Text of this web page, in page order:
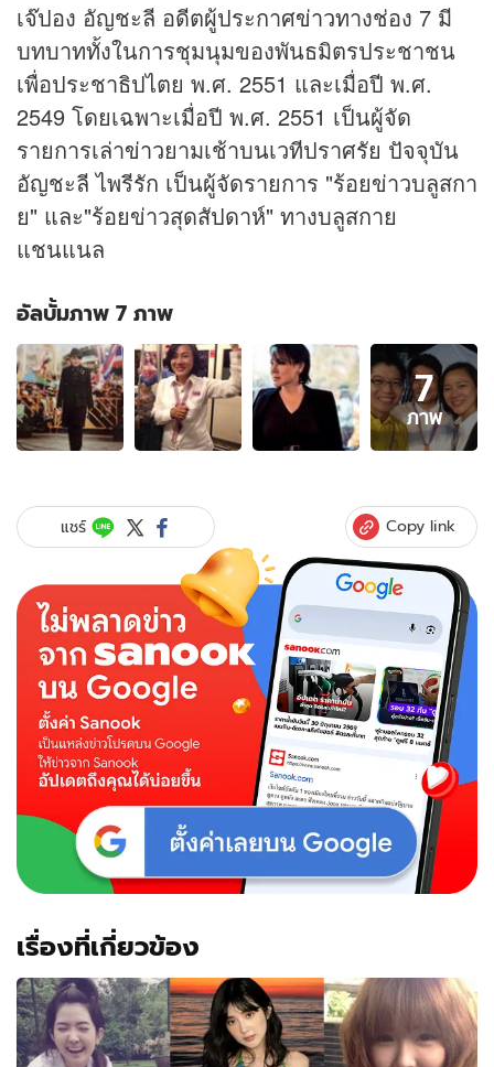
เจ๊ปอง อัญชะลี อดีตผู้ประกาศข่าวทางช่อง 7 มี
บทบาททั้งในการชุมนุมของพันธมิตรประชาชน
เพื่อประชาธิปไตย พ.ศ. 2551 และเมื่อปี พ.ศ.
2549 โดยเฉพาะเมื่อปี พ.ศ. 2551 เป็นผู้จัด
รายการเล่าข่าวยามเช้าบนเวทีปราศรัย ปัจจุบัน
อัญชะลี ไพรีรัก เป็นผู้จัดรายการ "ร้อยข่าวบลูสกา
ย" และ"ร้อยข่าวสุดสัปดาห์" ทางบลูสกาย
แชนแนล
อัลบั้มภาพ 7 ภาพ
อัลบั้ม
ภาพ
7
ภาพ
ของ
อัญ
ชะลี
รัก
แกน
กปปส.
เปลี่ยน
เป็น
นาง
ราชดำเนิน
7
ภาพ
แชร์ Copy link
เรื่องที่เกี่ยวข้อง